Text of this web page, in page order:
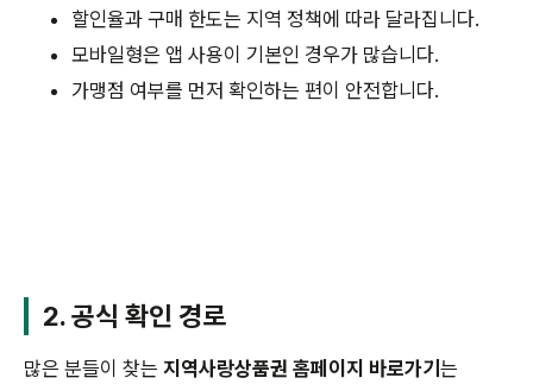
할인율과 구매 한도는 지역 정책에 따라 달라집니다.
모바일형은 앱 사용이 기본인 경우가 많습니다.
가맹점 여부를 먼저 확인하는 편이 안전합니다.
2. 공식 확인 경로
많은 분들이 찾는 지역사랑상품권 홈페이지 바로가기 는